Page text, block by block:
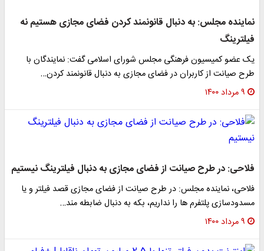
نماینده مجلس: به دنبال قانونمند کردن فضای مجازی هستیم نه
فیلترینگ
یک عضو کمیسیون فرهنگی مجلس شورای اسلامی گفت: نمایندگان با
طرح صیانت از کاربران در فضای مجازی به دنبال قانونمند کردن…
۹ مرداد ۱۴۰۰
فلاحی: در طرح صیانت از فضای مجازی به دنبال فیلترینگ نیستیم
فلاحی، نماینده مجلس: در طرح صیانت از فضای مجازی قصد فیلتر و یا
مسدودسازی پلتفرم ها را نداریم، بکه به دنبال ضابطه مند…
۹ مرداد ۱۴۰۰